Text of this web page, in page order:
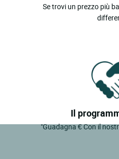
Se trovi un prezzo più
Il
"Guadagna € Con il